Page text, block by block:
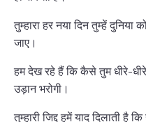
तुम्हारा हर नया दिन तुम्हें
जाए।
हम देख रहे हैं कि कैसे तुम धीरे-
उड़ान भरोगी।
तुम्हारी जिद्द हमें याद दिलाती है